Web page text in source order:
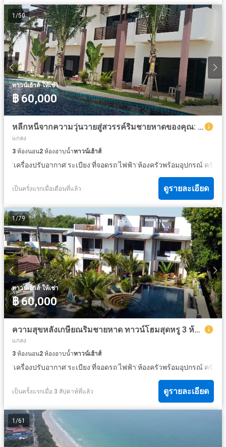
1 /50
ทาวน์เฮ้าส์·ให้เช่า
฿ 60,000
หลีกหนีจากความวุ่นวายสู่สวรรค์ริมชายหาดของคุณ: ทาวน์เฮาส์ 3 ห้องนอนสุดหรูหราในรีสอร์ท ราคาเพียง 3,750,000 บาท
แกลง
3 ห้องนอน2 ห้องอาบน้ำทาวน์เฮ้าส์
·เครื่องปรับอากาศ·ระเบียง·ที่จอดรถ·ไฟฟ้า·ห้องครัวพร้อมอุปกรณ์·ครัวแ
เป็นครั่งแรกเมื่อเดือนที่แล้ว ดูรายละเอียด
1/79
ทาวน์เฮ้าส์·ให้เช่า
฿ 60,000
ความสุขหลังเกษียณริมชายหาด ทาวน์โฮมสุดหรู 3 ห้องนอน 2 ห้องน้ำ 3,950,000 บาท พร้อมสระว่ายน้ำส่วนกลางขนาดใหญ่ ใน VIP Chain Resort
แกลง
3 ห้องนอน2 ห้องอาบน้ำทาวน์เฮ้าส์
·เครื่องปรับอากาศ·ระเบียง·ที่จอดรถ·ไฟฟ้า·ห้องครัวพร้อมอุปกรณ์·ครัวแ
เป็นครั้งแรกเมื่อ 3 สัปดาห์ที่แล้ว ดูรายละเอียด
1 /61